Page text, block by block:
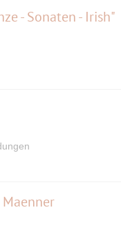
- Sonaten - Irish"